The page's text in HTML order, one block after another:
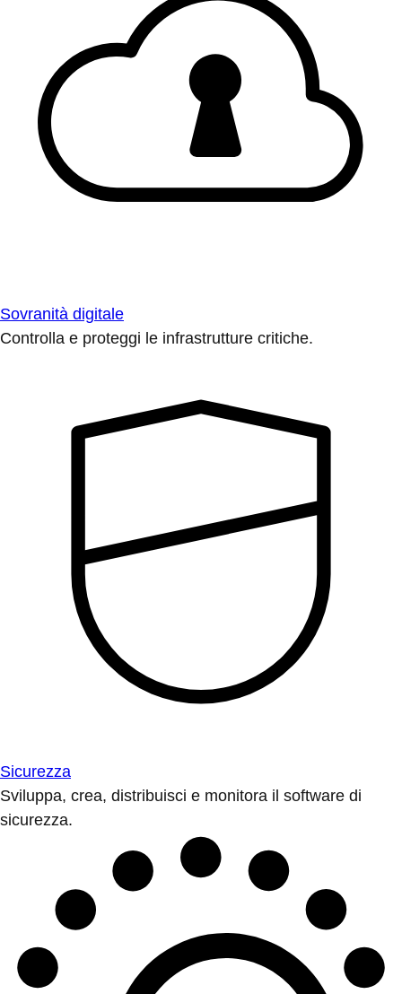
Sovranità digitale
Controlla e proteggi le infrastrutture critiche.
Sicurezza
Sviluppa, crea, distribuisci e monitora il software di
sicurezza.